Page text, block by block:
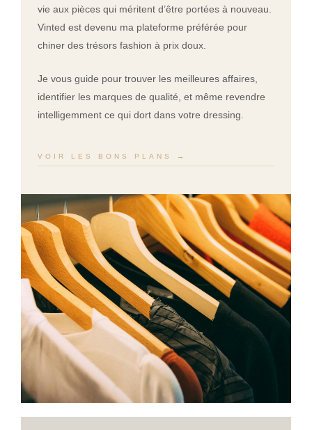
vie aux pièces qui méritent d’être portées à nouveau.
Vinted est devenu ma plateforme préférée pour
chiner des trésors fashion à prix doux.
Je vous guide pour trouver les meilleures affaires,
identifier les marques de qualité, et même revendre
intelligemment ce qui dort dans votre dressing.
VOIR LES BONS PLANS →